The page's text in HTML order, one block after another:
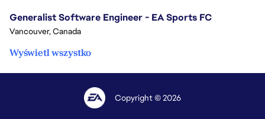
Generalist Software Engineer - EA Sports FC
Vancouver, Canada
Wyświetl wszystko
Copyright © 2026